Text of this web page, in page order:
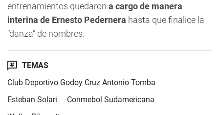
entrenamientos quedaron a cargo de manera
interina de Ernesto Pedernera hasta que finalice la
“danza” de nombres.
TEMAS
Club Deportivo Godoy Cruz Antonio Tomba
Esteban Solari
Conmebol Sudamericana